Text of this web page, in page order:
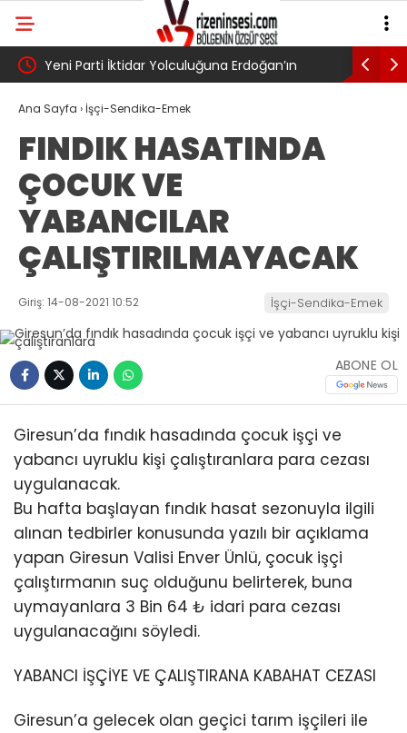
Yeni Parti İktidar Yolculuğuna Erdoğan’ın
Memleketi Rize’den Başladı
Genel
Ana Sayfa › İşçi-Sendika-Emek
FINDIK HASATINDA
ÇOCUK VE
YABANCILAR
ÇALIŞTIRILMAYACAK
Giriş: 14-08-2021 10:52 İşçi-Sendika-Emek
ABONE OL
Giresun’da fındık hasadında çocuk işçi ve
yabancı uyruklu kişi çalıştıranlara para cezası
uygulanacak.
Bu hafta başlayan fındık hasat sezonuyla ilgili
alınan tedbirler konusunda yazılı bir açıklama
yapan Giresun Valisi Enver Ünlü, çocuk işçi
çalıştırmanın suç olduğunu belirterek, buna
uymayanlara 3 Bin 64 ₺ idari para cezası
uygulanacağını söyledi.
YABANCI İŞÇİYE VE ÇALIŞTIRANA KABAHAT CEZASI
Giresun’a gelecek olan geçici tarım işçileri ile